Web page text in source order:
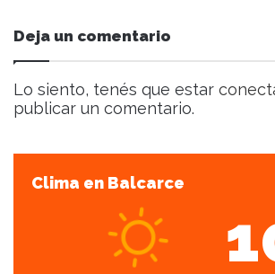
ó
n
i
c
Deja un comentario
Lo siento, tenés que estar
publicar un comentario.
Clima en Balcarce